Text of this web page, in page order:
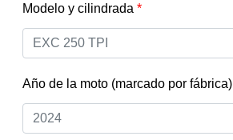
Modelo y cilindrada *
Año de la moto (marcado por fábrica)